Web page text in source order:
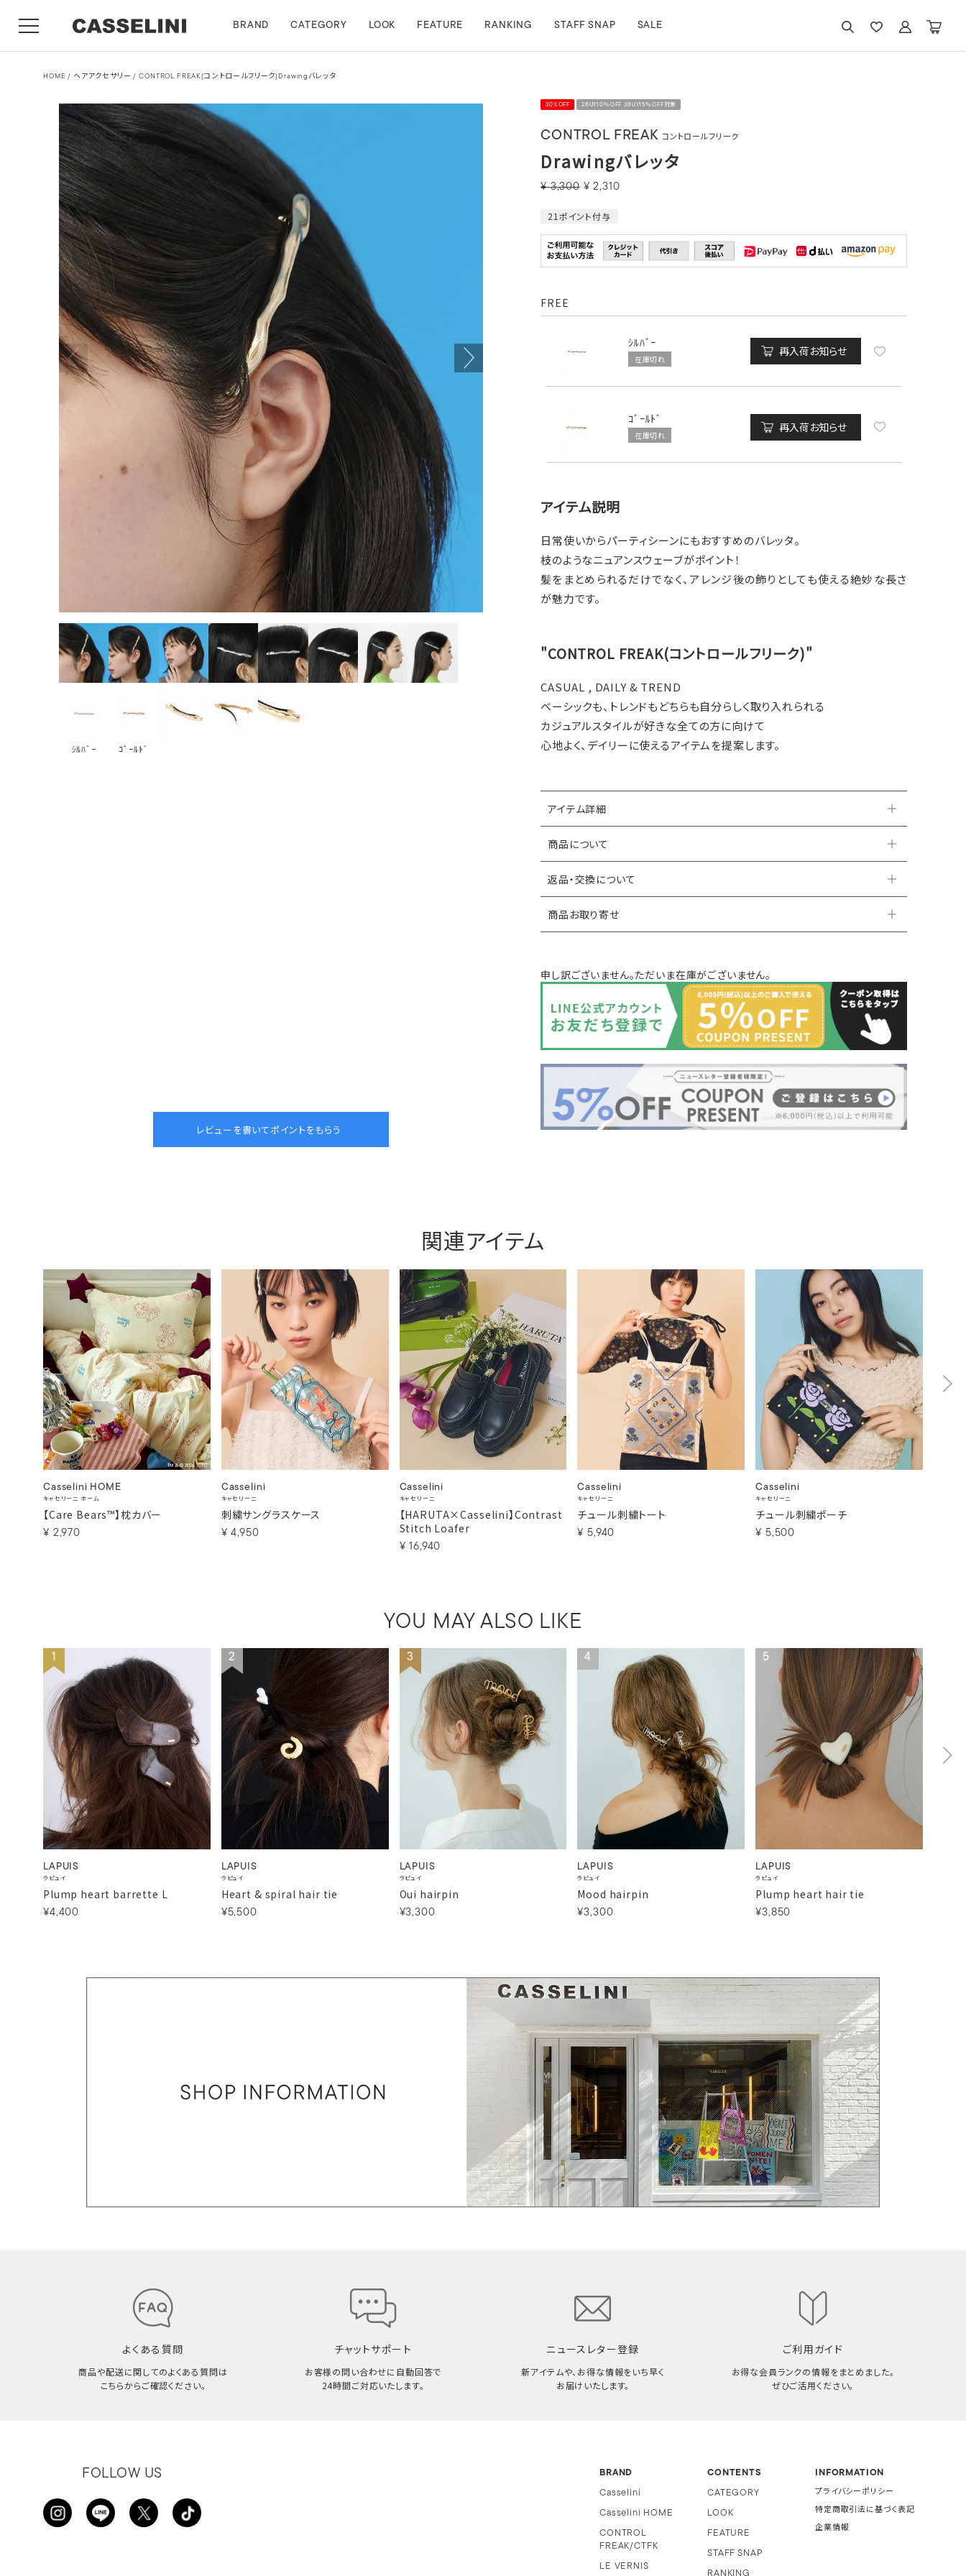
BRAND CATEGORY LOOK FEATURE RANKING STAFF SNAP SALE
HOME ヘアアクセサリー CONTROL FREAK(コントロールフリーク)Drawingバレッタ
ｼﾙﾊﾞｰ ｺﾞｰﾙﾄﾞ
30%OFF 2BUY10％OFF 3BUY15％OFF対象
CONTROL FREAK コントロールフリーク
Drawingバレッタ
¥ 3,300 ¥ 2,310
21 ポイント付与
FREE
ｼﾙﾊﾞｰ
在庫切れ
再入荷お知らせ
ｺﾞｰﾙﾄﾞ
在庫切れ
再入荷お知らせ
アイテム説明
日常使いからパーティシーンにもおすすめのバレッタ。
枝のようなニュアンスウェーブがポイント！
髪をまとめられるだけでなく、アレンジ後の飾りとしても使える絶妙な長さ
が魅力です。
"CONTROL FREAK(コントロールフリーク)"
CASUAL , DAILY & TREND
ベーシックも、トレンドもどちらも自分らしく取り入れられる
カジュアルスタイルが好きな全ての方に向けて
心地よく、デイリーに使えるアイテムを提案します。
アイテム詳細
商品について
返品・交換について
商品お取り寄せ
申し訳ございません。ただいま在庫がございません。
関連アイテム
Casselini HOME
キャセリーニ ホーム
【Care Bears™】枕カバー
¥ 2,970
Casselini
キャセリーニ
刺繍サングラスケース
¥ 4,950
Casselini
キャセリーニ
【HARUTA×Casselini】Contrast
Stitch Loafer
¥ 16,940
Casselini
キャセリーニ
チュール刺繍トート
¥ 5,940
Casselini
キャセリーニ
チュール刺繍ポーチ
¥ 5,500
YOU MAY ALSO LIKE
1
LAPUIS
ラピュイ
Plump heart barrette L
¥4,400
2
LAPUIS
ラピュイ
Heart & spiral hair tie
¥5,500
3
LAPUIS
ラピュイ
Oui hairpin
¥3,300
4
LAPUIS
ラピュイ
Mood hairpin
¥3,300
5
LAPUIS
ラピュイ
Plump heart hair tie
¥3,850
よくある質問
商品や配送に関してのよくある質問は
こちらからご確認ください。
チャットサポート
お客様の問い合わせに自動回答で
24時間ご対応いたします。
ニュースレター登録
新アイテムや、お得な情報をいち早く
お届けいたします。
ご利用ガイド
お得な会員ランクの情報をまとめました。
ぜひご活用ください。
FOLLOW US BRAND
Casselini
Casselini HOME
CONTROL
FREAK/CTFK
LE VERNIS
CONTENTS
CATEGORY
LOOK
FEATURE
STAFF SNAP
RANKING
INFORMATION
プライバシーポリシー
特定商取引法に基づく表記
企業情報